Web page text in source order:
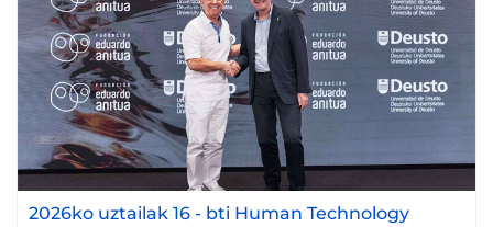
2026ko uztailak 16 - bti Human Technology